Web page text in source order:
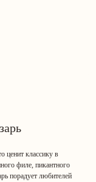
ценит классику в
филе, пикантного
порадует любителей